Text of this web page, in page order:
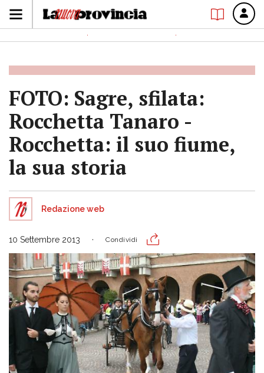
FOTO: Sagre, sfilata:
Rocchetta Tanaro -
Rocchetta: il suo fiume,
la sua storia
Redazione web
10 Settembre 2013 Condividi